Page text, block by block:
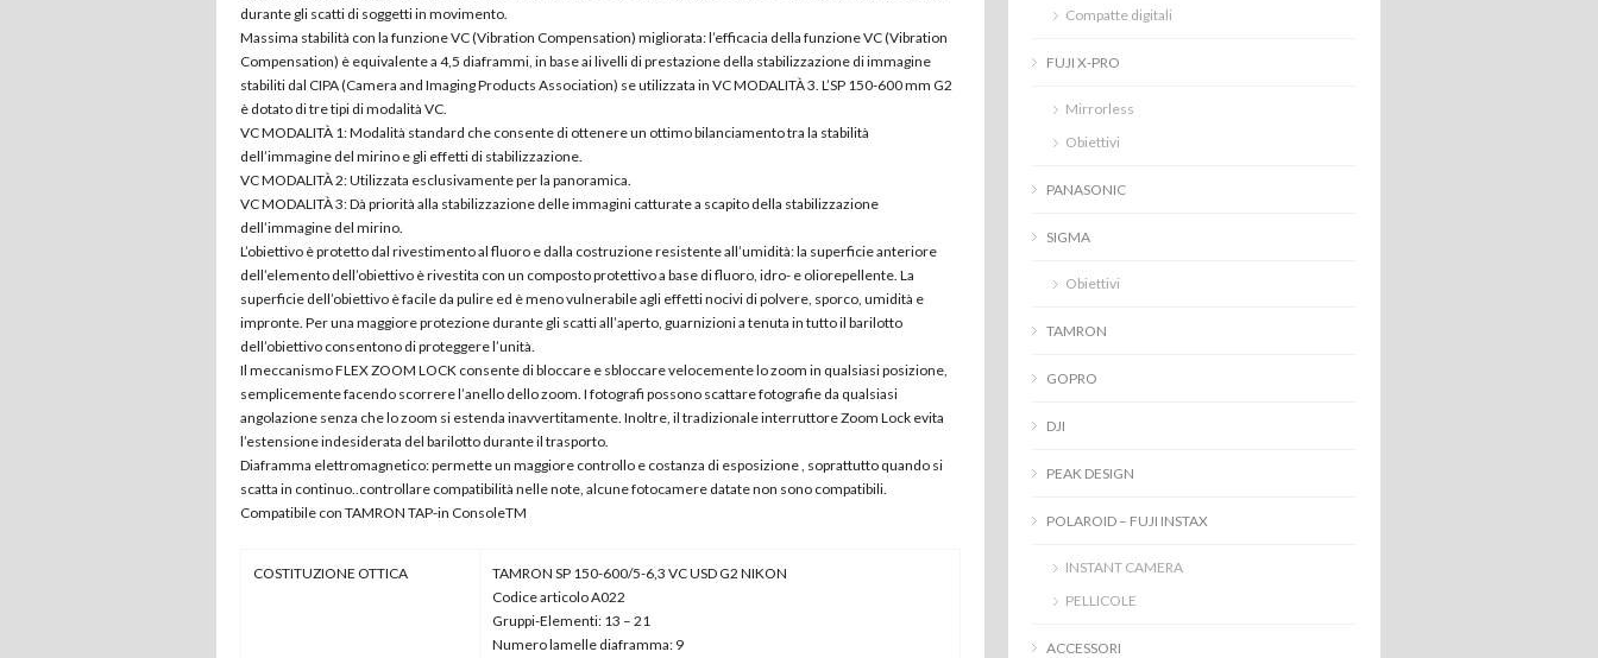
durante gli scatti di soggetti in movimento.
Massima stabilità con la funzione VC (Vibration Compensation) migliorata: l’efficacia della funzione VC (Vibration
Compensation) è equivalente a 4,5 diaframmi, in base ai livelli di prestazione della stabilizzazione di immagine
stabiliti dal CIPA (Camera and Imaging Products Association) se utilizzata in VC MODALITÀ 3. L’SP 150-600 mm G2
è dotato di tre tipi di modalità VC.
VC MODALITÀ 1: Modalità standard che consente di ottenere un ottimo bilanciamento tra la stabilità
dell’immagine del mirino e gli effetti di stabilizzazione.
VC MODALITÀ 2: Utilizzata esclusivamente per la panoramica.
VC MODALITÀ 3: Dà priorità alla stabilizzazione delle immagini catturate a scapito della stabilizzazione
dell’immagine del mirino.
L’obiettivo è protetto dal rivestimento al fluoro e dalla costruzione resistente all’umidità: la superficie anteriore
dell’elemento dell’obiettivo è rivestita con un composto protettivo a base di fluoro, idro- e oliorepellente. La
superficie dell’obiettivo è facile da pulire ed è meno vulnerabile agli effetti nocivi di polvere, sporco, umidità e
impronte. Per una maggiore protezione durante gli scatti all’aperto, guarnizioni a tenuta in tutto il barilotto
dell’obiettivo consentono di proteggere l’unità.
Il meccanismo FLEX ZOOM LOCK consente di bloccare e sbloccare velocemente lo zoom in qualsiasi posizione,
semplicemente facendo scorrere l’anello dello zoom. I fotografi possono scattare fotografie da qualsiasi
angolazione senza che lo zoom si estenda inavvertitamente. Inoltre, il tradizionale interruttore Zoom Lock evita
l’estensione indesiderata del barilotto durante il trasporto.
Diaframma elettromagnetico: permette un maggiore controllo e costanza di esposizione , soprattutto quando si
scatta in continuo..controllare compatibilità nelle note, alcune fotocamere datate non sono compatibili.
Compatibile con TAMRON TAP-in ConsoleTM
COSTITUZIONE OTTICA
TAMRON SP 150-600/5-6,3 VC USD G2 NIKON
Codice articolo A022
Gruppi-Elementi: 13 – 21
Numero lamelle diaframma: 9
Compatte digitali
FUJI X-PRO
Mirrorless
Obiettivi
PANASONIC
SIGMA
Obiettivi
TAMRON
GOPRO
DJI
PEAK DESIGN
POLAROID – FUJI INSTAX
INSTANT CAMERA
PELLICOLE
ACCESSORI